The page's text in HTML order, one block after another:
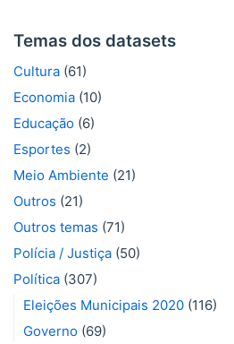
Temas dos datasets
Cultura (61)
Economia (10)
Educação (6)
Esportes (2)
Meio Ambiente (21)
Outros (21)
Outros temas (71)
Polícia / Justiça (50)
Política (307)
Eleições Municipais 2020 (116)
Governo (69)